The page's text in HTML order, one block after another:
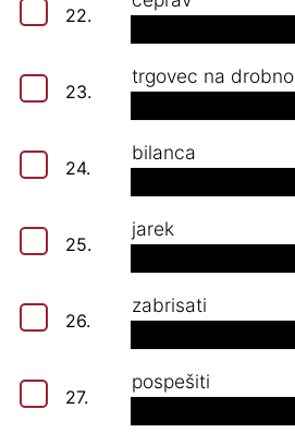
22.
23.
trgovec na drobno
24.
bilanca
25.
jarek
26.
zabrisati
27.
pospešiti